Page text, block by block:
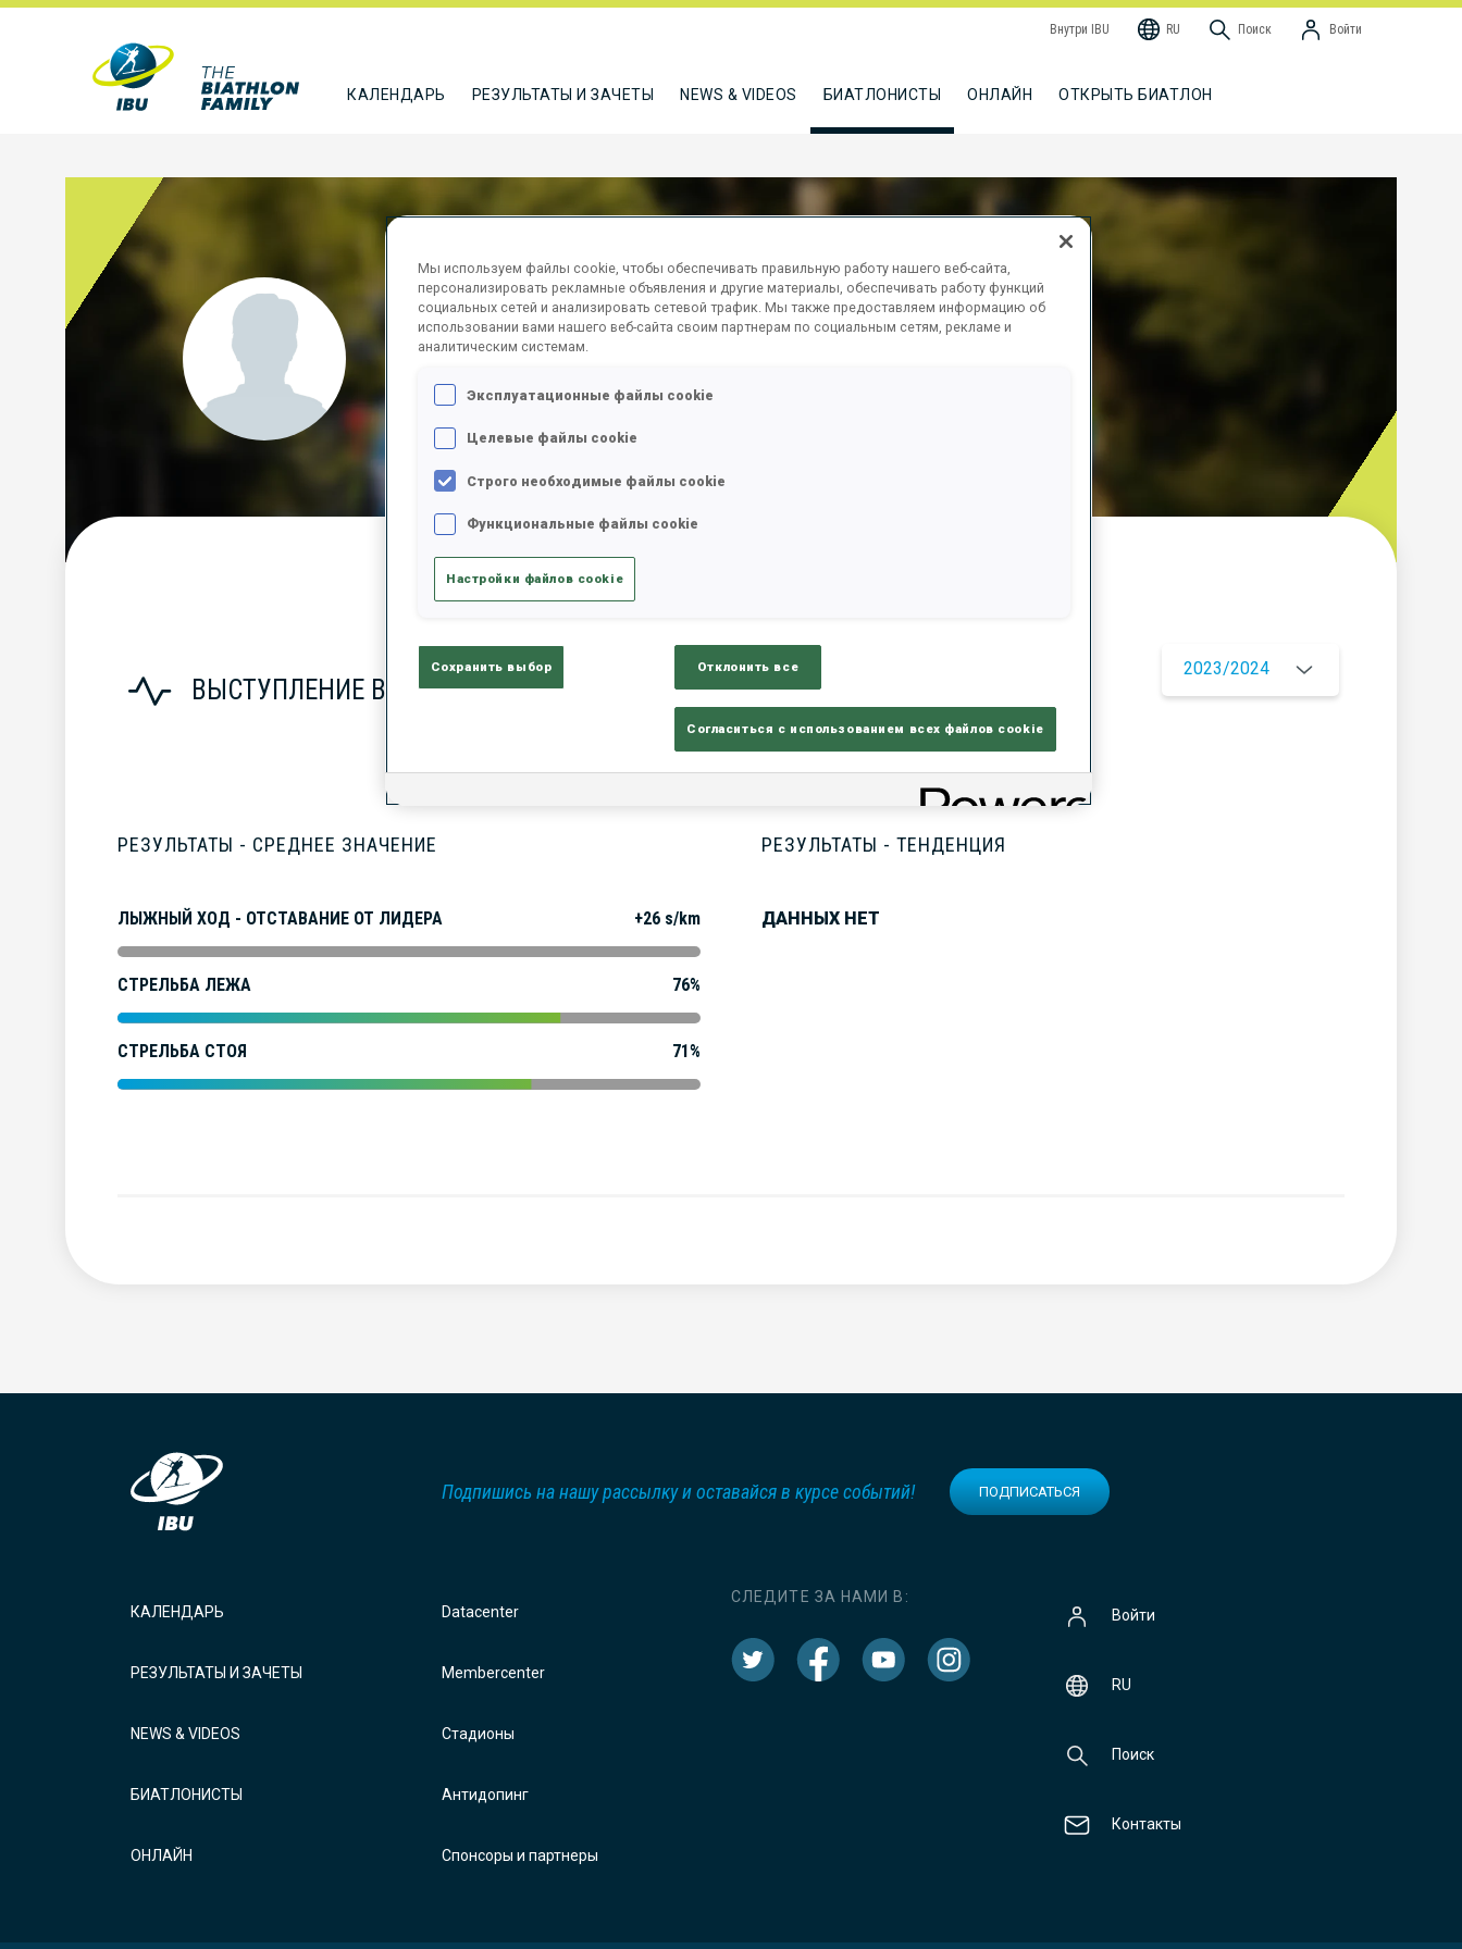
Внутри IBU RU Поиск Войти
КАЛЕНДАРЬ РЕЗУЛЬТАТЫ И ЗАЧЕТЫ NEWS & VIDEOS БИАТЛОНИСТЫ ОНЛАЙН ОТКРЫТЬ БИАТЛОН
SLETTEMARK INUK
ПОДПИСАТЬСЯ
Статистика
ВЫСТУПЛЕНИЕ В СЕЗОНЕ
2023/2024
РЕЗУЛЬТАТЫ - СРЕДНЕЕ ЗНАЧЕНИЕ
ЛЫЖНЫЙ ХОД - ОТСТАВАНИЕ ОТ ЛИДЕРА +26 s/km
СТРЕЛЬБА ЛЕЖА 76%
СТРЕЛЬБА СТОЯ 71%
РЕЗУЛЬТАТЫ - ТЕНДЕНЦИЯ
ДАННЫХ НЕТ
Подпишись на нашу рассылку и оставайся в курсе событий! ПОДПИСАТЬСЯ
КАЛЕНДАРЬ
РЕЗУЛЬТАТЫ И ЗАЧЕТЫ
NEWS & VIDEOS
БИАТЛОНИСТЫ
ОНЛАЙН
Datacenter
Membercenter
Стадионы
Антидопинг
Спонсоры и партнеры
СЛЕДИТЕ ЗА НАМИ В:
Войти
RU
Поиск
Контакты
Мы используем файлы cookie, чтобы обеспечивать правильную работу нашего веб-сайта,
персонализировать рекламные объявления и другие материалы, обеспечивать работу функций
социальных сетей и анализировать сетевой трафик. Мы также предоставляем информацию об
использовании вами нашего веб-сайта своим партнерам по социальным сетям, рекламе и
аналитическим системам.
Эксплуатационные файлы cookie
Целевые файлы cookie
Строго необходимые файлы cookie
Функциональные файлы cookie
Настройки файлов cookie
Сохранить выбор Отклонить все
Согласиться с использованием всех файлов cookie